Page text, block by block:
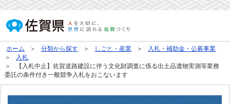
ホーム 分類から探す しごと・産業
入札・補助金・公募事業
入札
【入札中止】佐賀道路建設に伴う文化財調査に係る出土品遺物実測等業務
委託の条件付き一般競争入札をおこないます